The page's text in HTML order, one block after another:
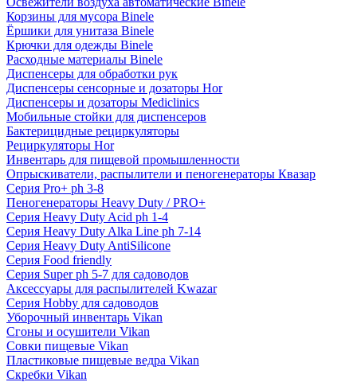
Корзины для мусора Binele
Ёршики для унитаза Binele
Крючки для одежды Binele
Расходные материалы Binele
Диспенсеры для обработки рук
Диспенсеры сенсорные и дозаторы Hor
Диспенсеры и дозаторы Mediclinics
Мобильные стойки для диспенсеров
Бактерицидные рециркуляторы
Рециркуляторы Hor
Инвентарь для пищевой промышленности
Опрыскиватели, распылители и пеногенераторы Квазар
Серия Pro+ ph 3-8
Пеногенераторы Heavy Duty / PRO+
Серия Heavy Duty Acid ph 1-4
Серия Heavy Duty Alka Line ph 7-14
Серия Heavy Duty AntiSilicone
Серия Food friendly
Серия Super ph 5-7 для садоводов
Аксессуары для распылителей Kwazar
Серия Hobby для садоводов
Уборочный инвентарь Vikan
Сгоны и осушители Vikan
Совки пищевые Vikan
Пластиковые пищевые ведра Vikan
Скребки Vikan